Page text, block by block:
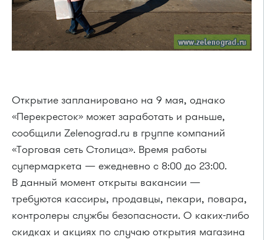
Открытие запланировано на 9 мая, однако
«Перекресток» может заработать и раньше,
сообщили Zelenograd.ru в группе компаний
«Торговая сеть Столица». Время работы
супермаркета — ежедневно с 8:00 до 23:00.
В данный момент открыты вакансии —
требуются кассиры, продавцы, пекари, повара,
контролеры службы безопасности. О каких-либо
скидках и акциях по случаю открытия магазина